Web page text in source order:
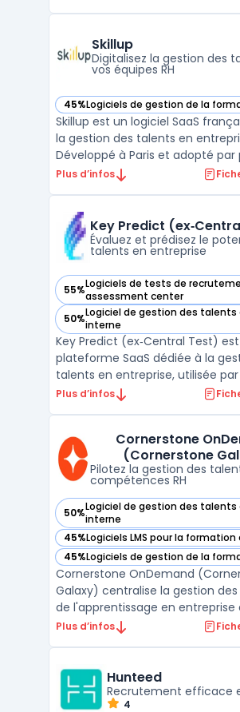
aux métiers de terrain où l’accès
formation classique est ...
Skillup
Digitalisez la gestion des
vos équipes RH
45%Logiciels de gestion de la
— voir Skillup dans cette catégorie
Skillup est un logiciel SaaS
la gestion des talents en
Développé à Paris et adopté par
équipes RH, il cible les
prend en charge la gestion RH
Plus d’infos
Key Predict
Évaluez et prédisez le
talents en entreprise
55%Logiciels de tests de
assessment center
— voir Key Predict (ex‑Central
50%Logiciel de gestion des
interne
— voir Key Predict (ex‑Central
Key Predict (ex‑Central Test)
plateforme SaaS dédiée à la
talents en entreprise, utilisée par
professionnels des ressources
développement. Grâce à
modèle prédictif personnalisable
Plus d’infos
Cornerstone
(Cornerstone
Pilotez la gestion des
compétences RH
50%Logiciel de gestion des
interne
— voir Cornerstone OnDemand
45%Logiciels LMS pour la formation
— voir Cornerstone OnDemand
45%Logiciels de gestion de la
— voir Cornerstone OnDemand
Cornerstone OnDemand
Galaxy) centralise la gestion
de l'apprentissage en entreprise
plateforme cloud unifiée,
Son usage cible les équipes RH, les
managers et les administ ...
Plus d’infos
Hunteed
Recrutement efficace
4